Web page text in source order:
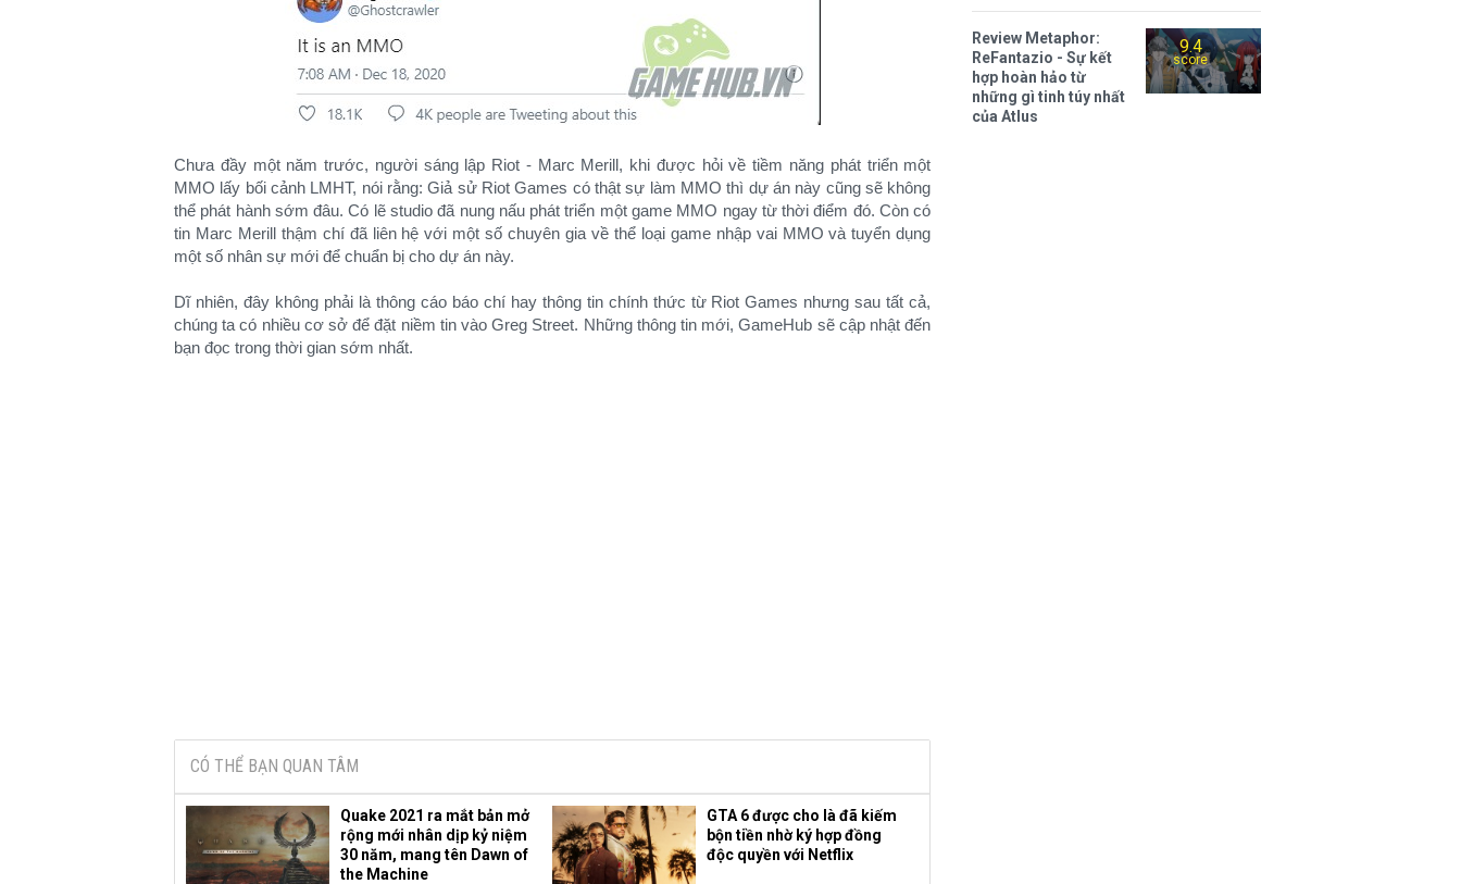
Chưa đầy một năm trước, người sáng lập Riot - Marc Merill, khi được hỏi về tiềm năng phát triển một
MMO lấy bối cảnh LMHT, nói rằng: Giả sử Riot Games có thật sự làm MMO thì dự án này cũng sẽ không
thể phát hành sớm đâu. Có lẽ studio đã nung nấu phát triển một game MMO ngay từ thời điểm đó. Còn có
tin Marc Merill thậm chí đã liên hệ với một số chuyên gia về thể loại game nhập vai MMO và tuyển dụng
một số nhân sự mới để chuẩn bị cho dự án này.
Dĩ nhiên, đây không phải là thông cáo báo chí hay thông tin chính thức từ Riot Games nhưng sau tất cả,
chúng ta có nhiều cơ sở để đặt niềm tin vào Greg Street. Những thông tin mới, GameHub sẽ cập nhật đến
bạn đọc trong thời gian sớm nhất.​
CÓ THỂ BẠN QUAN TÂM
Quake 2021 ra mắt bản mở
rộng mới nhân dịp kỷ niệm
30 năm, mang tên Dawn of
the Machine
GTA 6 được cho là đã kiếm
bộn tiền nhờ ký hợp đồng
độc quyền với Netflix
9.4
score
Review Metaphor:
ReFantazio - Sự kết
hợp hoàn hảo từ
những gì tinh túy nhất
của Atlus